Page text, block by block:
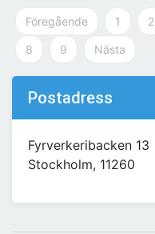
Föregående 1 2
8 9 Nästa
Postadress
Fyrverkeribacken 13
Stockholm, 11260